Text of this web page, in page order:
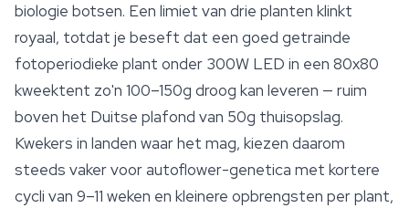
biologie botsen. Een limiet van drie planten klinkt
royaal, totdat je beseft dat een goed getrainde
fotoperiodieke plant onder 300W LED in een 80x80
kweektent zo'n 100–150g droog kan leveren — ruim
boven het Duitse plafond van 50g thuisopslag.
Kwekers in landen waar het mag, kiezen daarom
steeds vaker voor autoflower-genetica met kortere
cycli van 9–11 weken en kleinere opbrengsten per plant,